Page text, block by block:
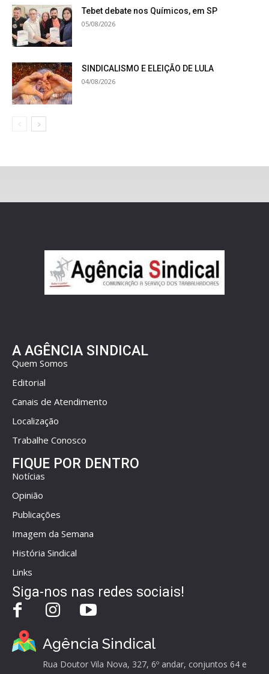
Tebet debate nos Químicos, em SP
05/08/2026
SINDICALISMO E ELEIÇÃO DE LULA
04/08/2026
A AGÊNCIA SINDICAL
Quem Somos
Editorial
Canais de Atendimento
Localização
Trabalhe Conosco
FIQUE POR DENTRO
Notícias
Opinião
Publicações
Imagem da Semana
História Sindical
Links
Siga-nos nas redes sociais!
Agência Sindical
Rua Doutor Vila Nova, 327, 6º andar, conjuntos 64 e